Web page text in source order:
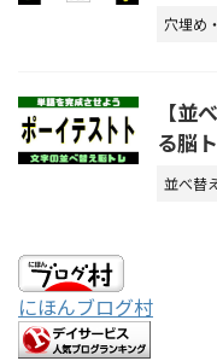
穴埋め
【並
る脳
並べ替
にほんブログ村